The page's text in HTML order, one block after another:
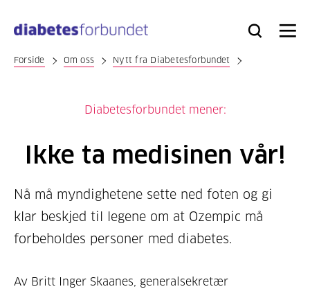
hovedinnhold
Bli
Logg
Søk Meny
Forside Om oss Nytt fra Diabetesforbundet
Diabetesforbundet mener:
Ikke ta medisinen vår!
Nå må myndighetene sette ned foten og gi
klar beskjed til legene om at Ozempic må
forbeholdes personer med diabetes.
Av Britt Inger Skaanes, generalsekretær